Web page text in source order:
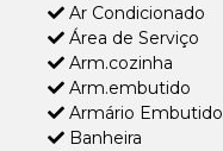
Ar Condicionado
Área de Serviço
Arm.cozinha
Arm.embutido
Armário Embutido
Banheira